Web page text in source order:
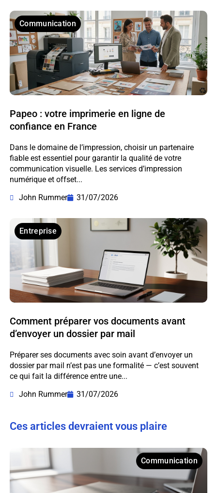
Communication
Papeo : votre imprimerie en ligne de
confiance en France
Dans le domaine de l’impression, choisir un partenaire
fiable est essentiel pour garantir la qualité de votre
communication visuelle. Les services d’impression
numérique et offset...
John Rummer
31/07/2026
Entreprise
Comment préparer vos documents avant
d’envoyer un dossier par mail
Préparer ses documents avec soin avant d’envoyer un
dossier par mail n’est pas une formalité — c’est souvent
ce qui fait la différence entre une...
John Rummer
31/07/2026
Ces articles devraient vous plaire
Communication